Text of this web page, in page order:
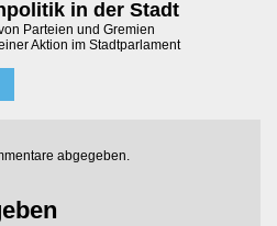
in der Stadt
Parteien und Gremien
Aktion im Stadtparlament
abgegeben.